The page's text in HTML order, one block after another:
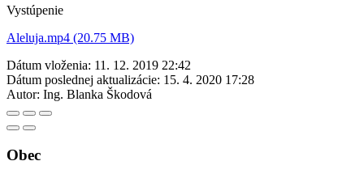
Vystúpenie
Aleluja.mp4 (20.75 MB)
Dátum vloženia: 11. 12. 2019 22:42
Dátum poslednej aktualizácie: 15. 4. 2020 17:28
Autor: Ing. Blanka Škodová
Obec